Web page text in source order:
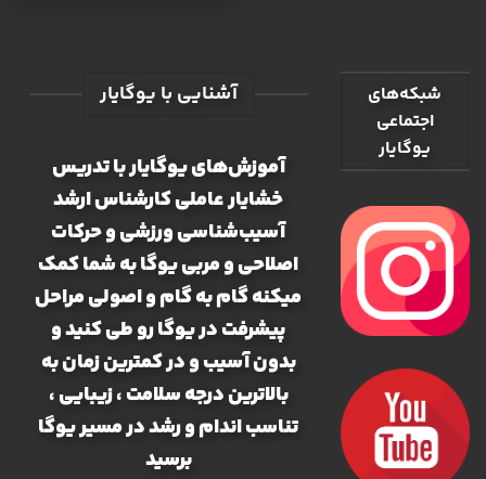
شبکه‌های
اجتماعی
یوگایار
آشنایی با یوگایار
آموزش‌های یوگایار با تدریس
خشایار عاملی کارشناس ارشد
آسیب‌شناسی ورزشی و حرکات
اصلاحی و مربی یوگا به شما کمک
میکنه گام به گام و اصولی مراحل
پیشرفت در یوگا رو طی کنید و
بدون آسیب و در کمترین زمان به
بالاترین درجه سلامت ، زیبایی ،
تناسب اندام و رشد در مسیر یوگا
برسید